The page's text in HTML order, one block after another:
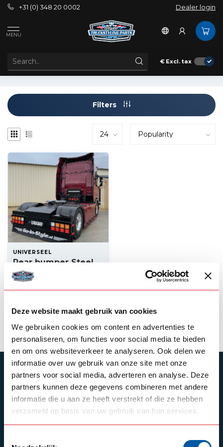
Deze website maakt gebruik van cookies
We gebruiken cookies om content en advertenties te
personaliseren, om functies voor social media te bieden
en om ons websiteverkeer te analyseren. Ook delen we
informatie over uw gebruik van onze site met onze
partners voor social media, adverteren en analyse. Deze
partners kunnen deze gegevens combineren met andere
informatie die u aan ze heeft verstrekt of die ze hebben
verzameld op basis van uw gebruik van hun services.
+31 (0) 348 20 0002 Dealer login
MENU
€ Excl. tax
Tags
PRODUCTS TAGGED WITH BLOKLAMPEN
Filters
UNIVERSEEL
Rear bumper Steel
for square lamps
SUBSCRIBE TO OUR NEWSLETTER
Stay up to date with our latest offers